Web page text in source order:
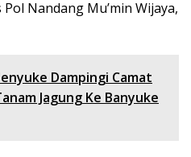
Nandang Mu’min Wijaya,
Dampingi Camat
Jagung Ke Banyuke